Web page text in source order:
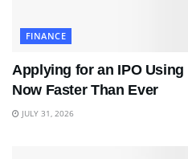
FINANCE
Applying for an IPO
Now Faster Than Ever
JULY 31, 2026